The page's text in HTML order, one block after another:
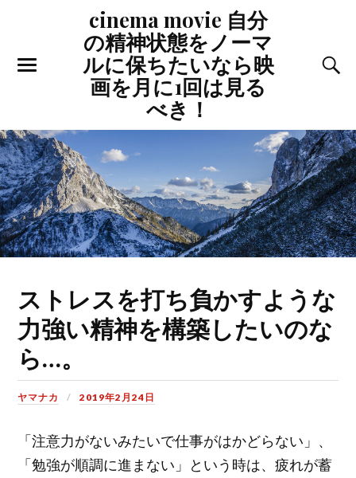
cinema movie 自分
の精神状態をノーマ
ルに保ちたいなら映
画を月に1回は見る
べき！
ストレスを打ち負かすような
力強い精神を構築したいのな
ら…。
ヤマナカ 2019年2月24日
「注意力がないみたいで仕事がはかどらない」、
「勉強が順調に進まない」という時は、疲れが蓄